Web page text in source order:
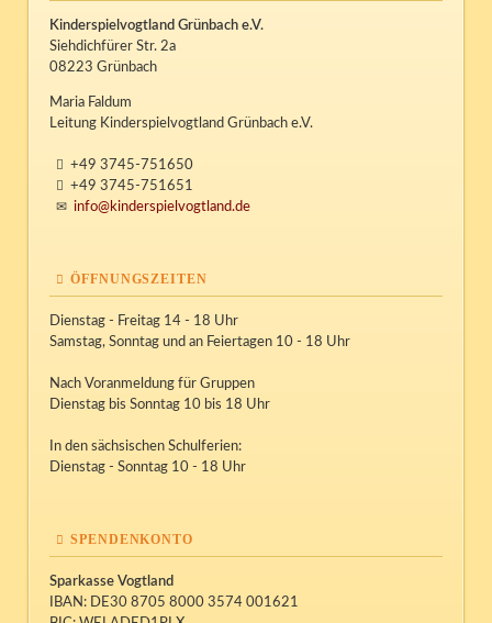
Kinderspielvogtland Grünbach e.V.
Siehdichfürer Str. 2a
08223 Grünbach
Maria Faldum
Leitung Kinderspielvogtland Grünbach e.V.
+49 3745-751650
+49 3745-751651
info@kinderspielvogtland.de
ÖFFNUNGSZEITEN
Dienstag - Freitag 14 - 18 Uhr
Samstag, Sonntag und an Feiertagen 10 - 18 Uhr
Nach Voranmeldung für Gruppen
Dienstag bis Sonntag 10 bis 18 Uhr
In den sächsischen Schulferien:
Dienstag - Sonntag 10 - 18 Uhr
SPENDENKONTO
Sparkasse Vogtland
IBAN: DE30 8705 8000 3574 001621